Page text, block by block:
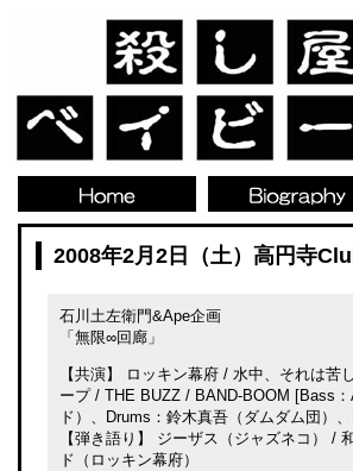
2008年2月2日（土）高円寺
石川土左衛門&Ape企画
「無限∞回廊」
【共演】 ロッキン幕府 / 水中、それは
ープ / THE BUZZ / BAND-BOOM [Bass
ド）、Drums：鈴木真吾（ダムダム団）
【弾き語り】 ジーザス（ジャズネコ） /
ド（ロッキン幕府）